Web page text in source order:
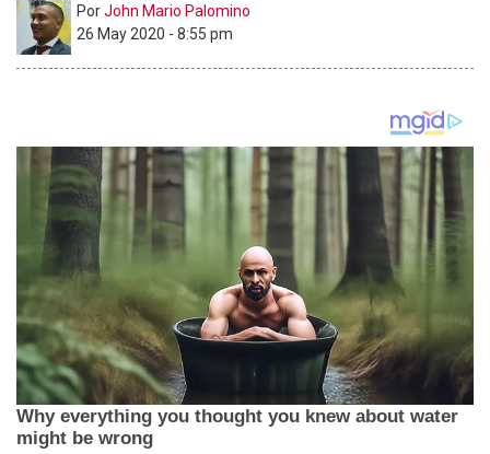
PorJohn Mario Palomino
26 May 2020 - 8:55 pm